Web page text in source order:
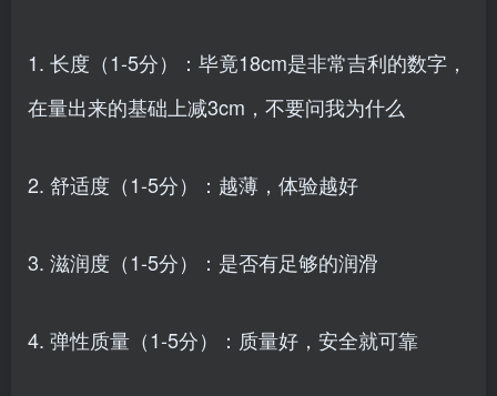
1. 长度（1-5分）：毕竟18cm是非常吉利的数字，
在量出来的基础上减3cm，不要问我为什么
2. 舒适度（1-5分）：越薄，体验越好
3. 滋润度（1-5分）：是否有足够的润滑
4. 弹性质量（1-5分）：质量好，安全就可靠